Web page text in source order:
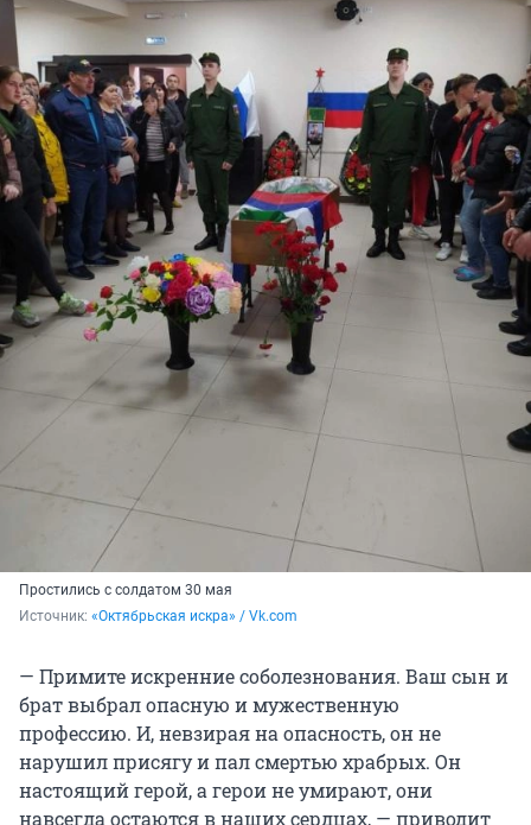
Простились с солдатом 30 мая
Источник: «Октябрьская искра» / Vk.com
— Примите искренние соболезнования. Ваш сын и
брат выбрал опасную и мужественную
профессию. И, невзирая на опасность, он не
нарушил присягу и пал смертью храбрых. Он
настоящий герой, а герои не умирают, они
навсегда остаются в наших сердцах, — приводит